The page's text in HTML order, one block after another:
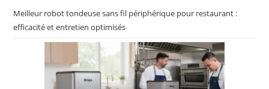
Meilleur robot tondeuse sans fil périphérique pour restaurant :
efficacité et entretien optimisés